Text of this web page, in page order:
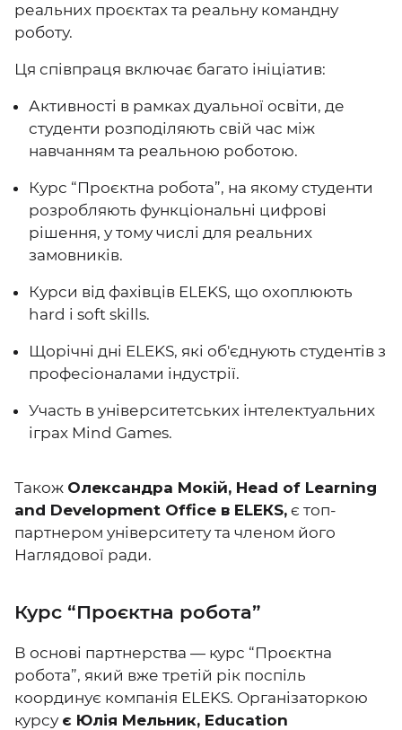
реальних проєктах та реальну командну
роботу.
Ця співпраця включає багато ініціатив:
Активності в рамках дуальної освіти, де
студенти розподіляють свій час між
навчанням та реальною роботою.
Курс “Проєктна робота”, на якому студенти
розробляють функціональні цифрові
рішення, у тому числі для реальних
замовників.
Курси від фахівців ELEKS, що охоплюють
hard i soft skills.
Щорічні дні ELEKS, які об'єднують студентів з
професіоналами індустрії.
Участь в університетських інтелектуальних
іграх Mind Games.
Також Олександра Мокій, Head of Learning
and Development Office в ELEКS, є топ-
партнером університету та членом його
Наглядової ради.
Курс “Проєктна робота”
В основі партнерства — курс “Проєктна
робота”, який вже третій рік поспіль
координує компанія ELEKS. Організаторкою
курсу є Юлія Мельник, Education